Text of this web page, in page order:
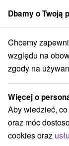
członek grupySorger
na Słowacji
Loty
Zamagurie
Kategorie
Wszystkie
Dbamy o Twoją
Chcemy
względu na
zgody na
Więcej o
Aby wiedzieć,
oraz móc
cookies oraz